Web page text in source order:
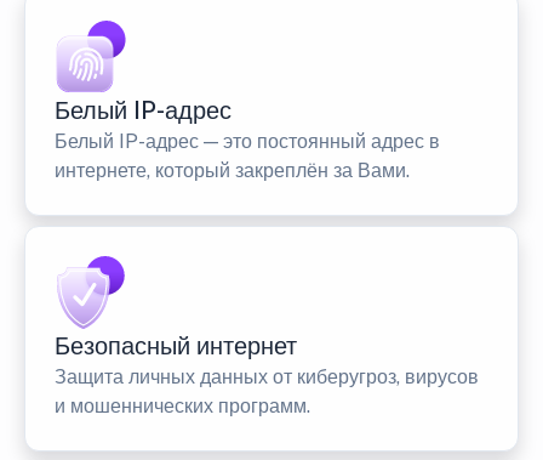
Белый IP-адрес
Белый IP-адрес — это постоянный адрес в
интернете, который закреплён за Вами.
Безопасный интернет
Защита личных данных от киберугроз, вирусов
и мошеннических программ.